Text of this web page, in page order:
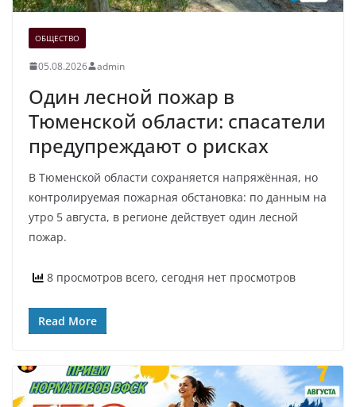
ОБЩЕСТВО
05.08.2026 admin
Один лесной пожар в
Тюменской области: спасатели
предупреждают о рисках
В Тюменской области сохраняется напряжённая, но
контролируемая пожарная обстановка: по данным на
утро 5 августа, в регионе действует один лесной
пожар.
8 просмотров всего, сегодня нет просмотров
Read More